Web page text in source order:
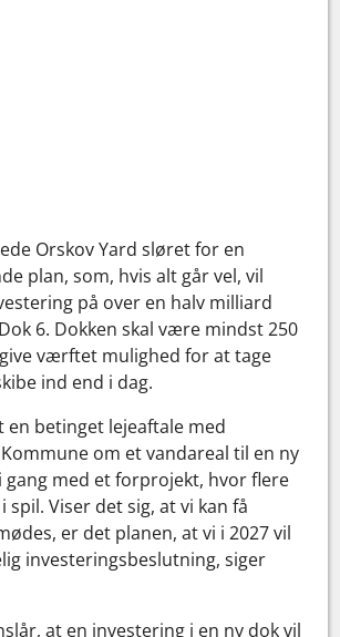
Orskov Yard sløret for en
plan, som, hvis alt går vel, vil
på over en halv milliard
6. Dokken skal være mindst 250
værftet mulighed for at tage
ind end i dag.
en betinget lejeaftale med
om et vandareal til en ny
gang med et forprojekt, hvor flere
Viser det sig, at vi kan få
er det planen, at vi i 2027 vil
investeringsbeslutning, siger
at en investering i en ny dok vil